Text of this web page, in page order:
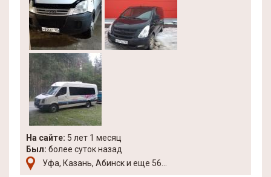
На сайте: 5 лет 1 месяц
Был: более суток назад
Уфа, Казань, Абинск и еще 56...